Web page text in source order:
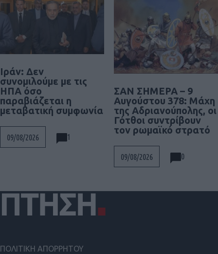
Ιράν: Δεν
συνομιλούμε με τις
ΗΠΑ όσο
παραβιάζεται η
μεταβατική συμφωνία
09/08/2026 1
ΣΑΝ ΣΗΜΕΡΑ – 9
Αυγούστου 378: Μάχη
της Αδριανούπολης, οι
Γότθοι συντρίβουν
τον ρωμαϊκό στρατό
09/08/2026 0
ΠΟΛΙΤΙΚΗ ΑΠΟΡΡΗΤΟΥ